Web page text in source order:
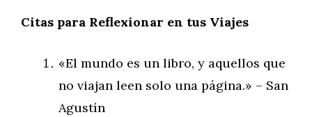
Citas para Reflexionar en tus Viajes
«El mundo es un libro, y aquellos que
no viajan leen solo una página.» – San
Agustín